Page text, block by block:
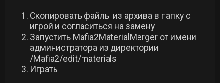
Скопировать файлы из архива в папку с
игрой и согласиться на замену
Запустить Mafia2MaterialMerger от имени
администратора из директории
/Mafia2/edit/materials
Играть